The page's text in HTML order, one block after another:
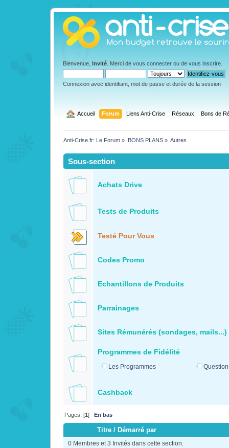
Bienvenue, Invité . Merci de vous connecter ou de vous inscrire
Connexion avec identifiant, mot de passe et durée de la session
Accueil Forum Liens Anti-Crise Réseaux Bons de
Anti-Crise.fr: Le Forum » BONS PLANS» Autres
Sous-section
Achats Drive
Tests de Produits
Testé Pour Vous
Codes Promo
Echantillons de Produits
Parrainages
Sites Rémunérés (sondages, mails...)
Programmes de Fidélité
Les Programmes
Cashback
Pages: [1]En bas
Titre / Démarré par
0 Membres et 3 Invités dans cette section.